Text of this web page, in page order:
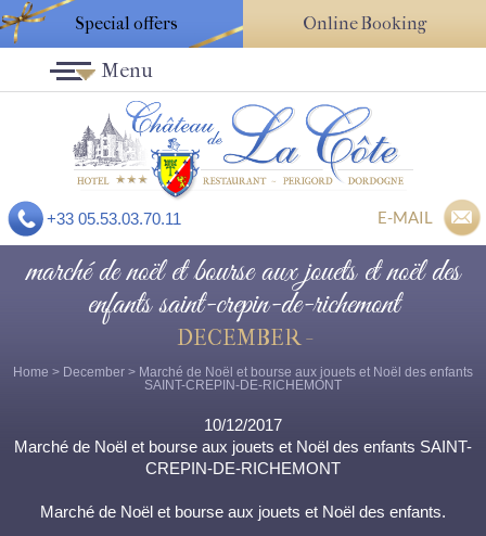
Special offers Online Booking
+33 05.53.03.70.11 E-MAIL
Menu
marché de noël et bourse aux jouets et noël des
enfants saint-crepin-de-richemont
DECEMBER -
Home > December > Marché de Noël et bourse aux jouets et Noël des enfants
SAINT-CREPIN-DE-RICHEMONT
10/12/2017
Marché de Noël et bourse aux jouets et Noël des enfants SAINT-
CREPIN-DE-RICHEMONT
Marché de Noël et bourse aux jouets et Noël des enfants.